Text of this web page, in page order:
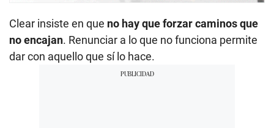
Clear insiste en que no hay que forzar caminos que
no encajan. Renunciar a lo que no funciona permite
dar con aquello que sí lo hace.